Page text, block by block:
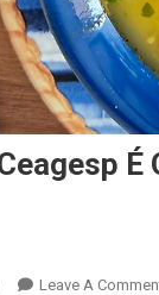
Leave A